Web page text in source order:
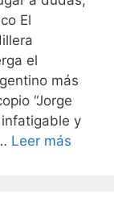
El
el
más
“Jorge
infatigable y
Leer más